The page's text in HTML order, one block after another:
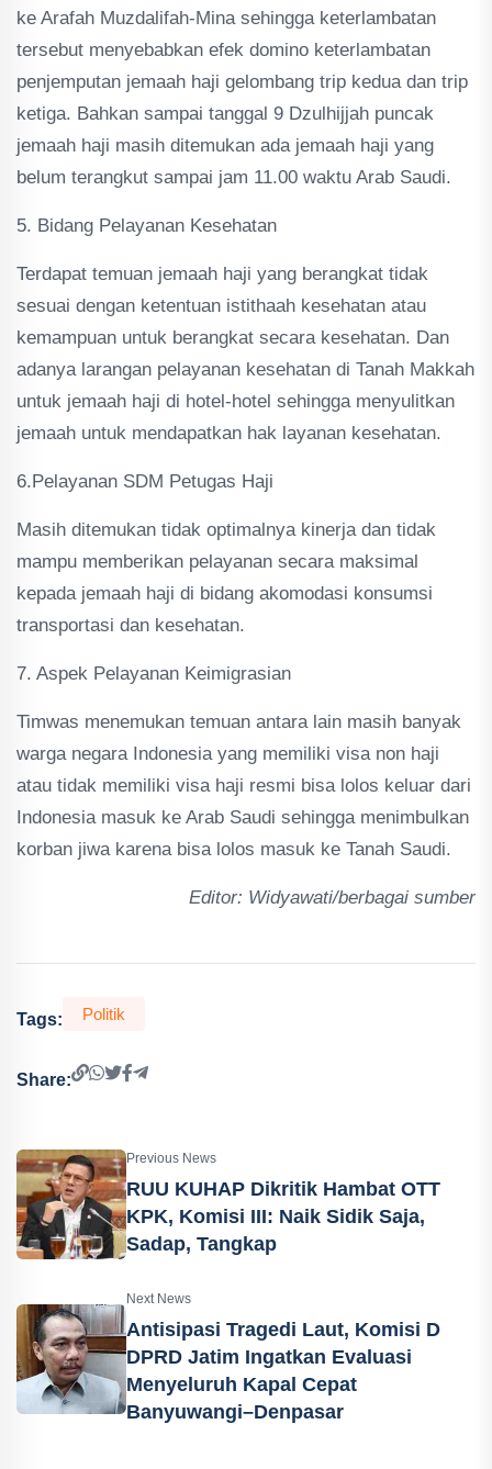
ke Arafah Muzdalifah-Mina sehingga keterlambatan
tersebut menyebabkan efek domino keterlambatan
penjemputan jemaah haji gelombang trip kedua dan trip
ketiga. Bahkan sampai tanggal 9 Dzulhijjah puncak
jemaah haji masih ditemukan ada jemaah haji yang
belum terangkut sampai jam 11.00 waktu Arab Saudi.
5. Bidang Pelayanan Kesehatan
Terdapat temuan jemaah haji yang berangkat tidak
sesuai dengan ketentuan istithaah kesehatan atau
kemampuan untuk berangkat secara kesehatan. Dan
adanya larangan pelayanan kesehatan di Tanah Makkah
untuk jemaah haji di hotel-hotel sehingga menyulitkan
jemaah untuk mendapatkan hak layanan kesehatan.
6.Pelayanan SDM Petugas Haji
Masih ditemukan tidak optimalnya kinerja dan tidak
mampu memberikan pelayanan secara maksimal
kepada jemaah haji di bidang akomodasi konsumsi
transportasi dan kesehatan.
7. Aspek Pelayanan Keimigrasian
Timwas menemukan temuan antara lain masih banyak
warga negara Indonesia yang memiliki visa non haji
atau tidak memiliki visa haji resmi bisa lolos keluar dari
Indonesia masuk ke Arab Saudi sehingga menimbulkan
korban jiwa karena bisa lolos masuk ke Tanah Saudi.
Editor: Widyawati/berbagai sumber
Tags: Politik
Share:
Previous News
RUU KUHAP Dikritik Hambat OTT
KPK, Komisi III: Naik Sidik Saja,
Sadap, Tangkap
Next News
Antisipasi Tragedi Laut, Komisi D
DPRD Jatim Ingatkan Evaluasi
Menyeluruh Kapal Cepat
Banyuwangi–Denpasar